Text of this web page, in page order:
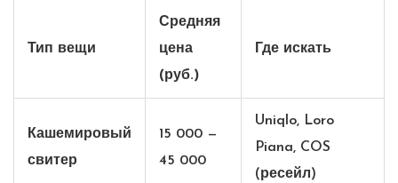
Тип вещи
Средняя
цена
(руб.)
Где искать
Кашемировый
свитер
15 000 —
45 000
Uniqlo, Loro
Piana, COS
(ресейл)